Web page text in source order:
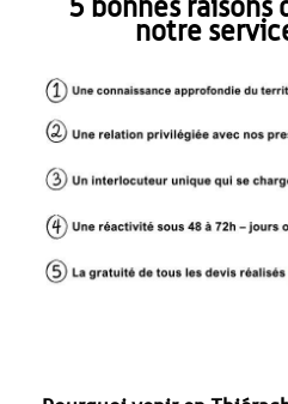
5 bonnes raisons
notre